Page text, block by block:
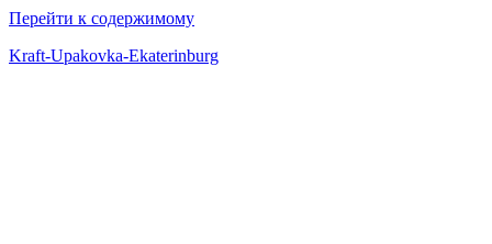
Перейти к содержимому
Kraft-Upakovka-Ekaterinburg